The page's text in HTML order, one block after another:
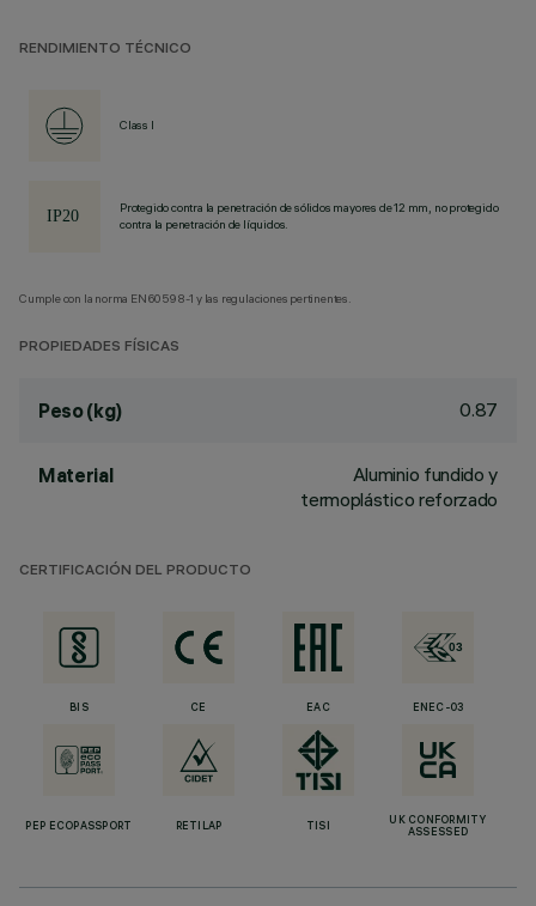
RENDIMIENTO TÉCNICO
Class I
Protegido contra la penetración de sólidos mayores de 12 mm, no protegido
contra la penetración de líquidos.
Cumple con la norma EN60598-1 y las regulaciones pertinentes.
PROPIEDADES FÍSICAS
Peso (kg) 0.87
Material
Aluminio fundido y
termoplástico reforzado
CERTIFICACIÓN DEL PRODUCTO
BIS CE EAC ENEC-03
PEP ECOPASSPORT RETILAP TISI
UK CONFORMITY
ASSESSED